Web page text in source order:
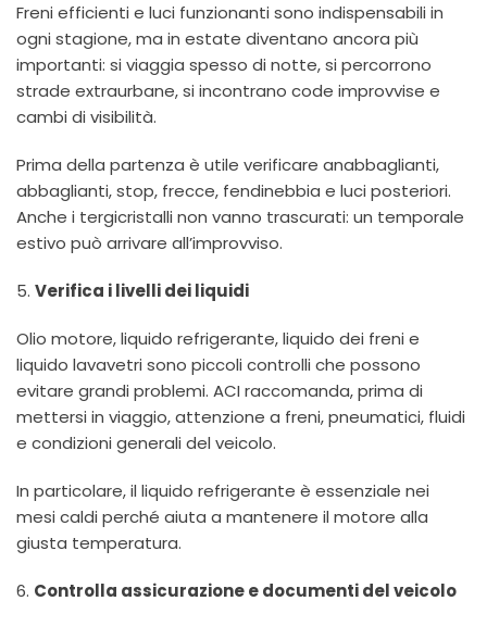
Freni efficienti e luci funzionanti sono indispensabili in
ogni stagione, ma in estate diventano ancora più
importanti: si viaggia spesso di notte, si percorrono
strade extraurbane, si incontrano code improvvise e
cambi di visibilità.
Prima della partenza è utile verificare anabbaglianti,
abbaglianti, stop, frecce, fendinebbia e luci posteriori.
Anche i tergicristalli non vanno trascurati: un temporale
estivo può arrivare all’improvviso.
5. Verifica i livelli dei liquidi
Olio motore, liquido refrigerante, liquido dei freni e
liquido lavavetri sono piccoli controlli che possono
evitare grandi problemi. ACI raccomanda, prima di
mettersi in viaggio, attenzione a freni, pneumatici, fluidi
e condizioni generali del veicolo.
In particolare, il liquido refrigerante è essenziale nei
mesi caldi perché aiuta a mantenere il motore alla
giusta temperatura.
6. Controlla assicurazione e documenti del veicolo